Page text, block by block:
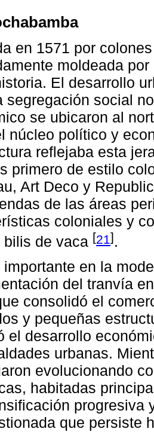
en 1571 por
moldeada
El desarrollo
segregación social
se ubicaron al
núcleo político y
reflejaba esta
primero de estilo
Art Deco y
de las áreas
coloniales y
bilis de vaca [21].
importante en la
del tranvía
consolidó el
y pequeñas
el desarrollo
urbanas.
evolucionando
habitadas
progresiva
que persiste